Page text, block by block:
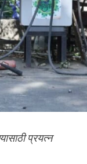
प्रयत्न